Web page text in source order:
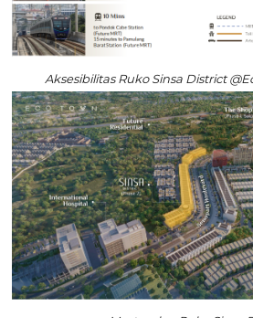
Aksesibilitas Ruko Sinsa District